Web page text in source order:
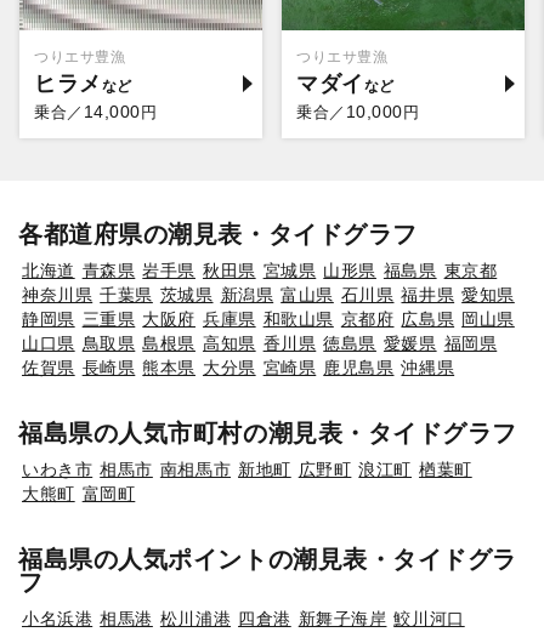
つりエサ豊漁
ヒラメ
乗合／ 14,000円
つりエサ豊漁
マダイ
乗合／ 10,000円
各都道府県の潮見表・タイドグラフ
北海道 青森県 岩手県 秋田県 宮城県 山形県 福島県 東京都
神奈川県 千葉県 茨城県 新潟県 富山県 石川県 福井県 愛知県
静岡県 三重県 大阪府 兵庫県 和歌山県 京都府 広島県 岡山県
山口県 鳥取県 島根県 高知県 香川県 徳島県 愛媛県 福岡県
佐賀県 長崎県 熊本県 大分県 宮崎県 鹿児島県 沖縄県
福島県の人気市町村の潮見表・タイドグラフ
いわき市 相馬市 南相馬市 新地町 広野町 浪江町 楢葉町
大熊町 富岡町
福島県の人気ポイントの潮見表・タイドグラ
フ
小名浜港 相馬港 松川浦港 四倉港 新舞子海岸 鮫川河口